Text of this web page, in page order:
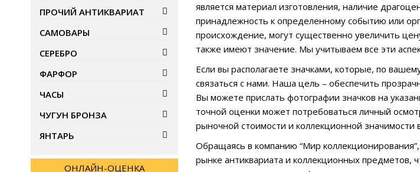
является материал изготовления, наличие
принадлежность к определенному событию или
происхождение, могут существенно увеличить
также имеют значение. Мы учитываем все эти
Если вы располагаете значками, которые, по
связаться с нами. Наша цель – обеспечить
Вы можете прислать фотографии значков на
точной оценки может потребоваться личный
рыночной стоимости и коллекционной значимости
Обращаясь в компанию “Мир
рынке антиквариата и коллекционных
ПРОЧИЙ АНТИКВАРИАТ
САМОВАРЫ
СЕРЕБРО
ФАРФОР
ЧАСЫ
ЧУГУН БРОНЗА
ЯНТАРЬ
ОНЛАЙН-ОЦЕНКА